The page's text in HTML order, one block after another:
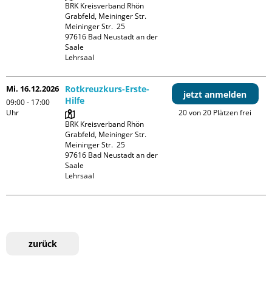
BRK Kreisverband Rhön
Grabfeld, Meininger Str.
Meininger Str.  25
97616 Bad Neustadt an der
Saale
Lehrsaal
Mi. 16.12.2026
09:00 - 17:00
Uhr
Rotkreuzkurs-Erste-
Hilfe
BRK Kreisverband Rhön
Grabfeld, Meininger Str.
Meininger Str.  25
97616 Bad Neustadt an der
Saale
Lehrsaal
jetzt anmelden
20 von 20 Plätzen frei
zurück